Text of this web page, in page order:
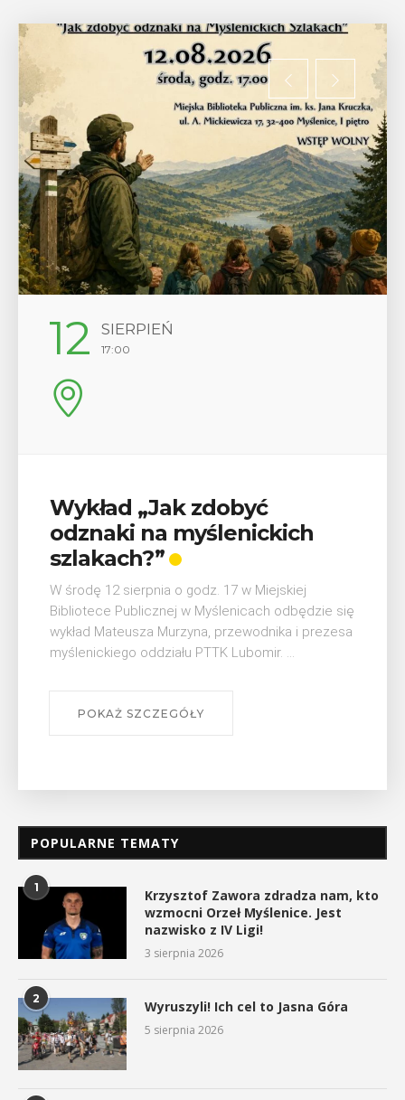
12 SIERPIEŃ
17:00
Wykład „Jak zdobyć
odznaki na myślenickich
szlakach?”
W środę 12 sierpnia o godz. 17 w Miejskiej
Bibliotece Publicznej w Myślenicach odbędzie się
wykład Mateusza Murzyna, przewodnika i prezesa
myślenickiego oddziału PTTK Lubomir. ...
POKAŻ SZCZEGÓŁY
POPULARNE TEMATY
1
Krzysztof Zawora zdradza nam, kto
wzmocni Orzeł Myślenice. Jest
nazwisko z IV Ligi!
3 sierpnia 2026
2 Wyruszyli! Ich cel to Jasna Góra
5 sierpnia 2026